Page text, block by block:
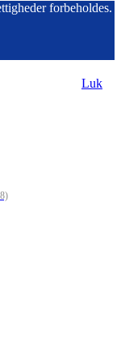
forbeholdes.
Luk